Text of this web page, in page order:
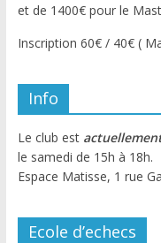
et de 1400€ pour le
Inscription 60€ / 40€ (
Info
Le club est
le samedi de 15h à 18h.
Espace Matisse, 1 rue
Ecole d’echecs